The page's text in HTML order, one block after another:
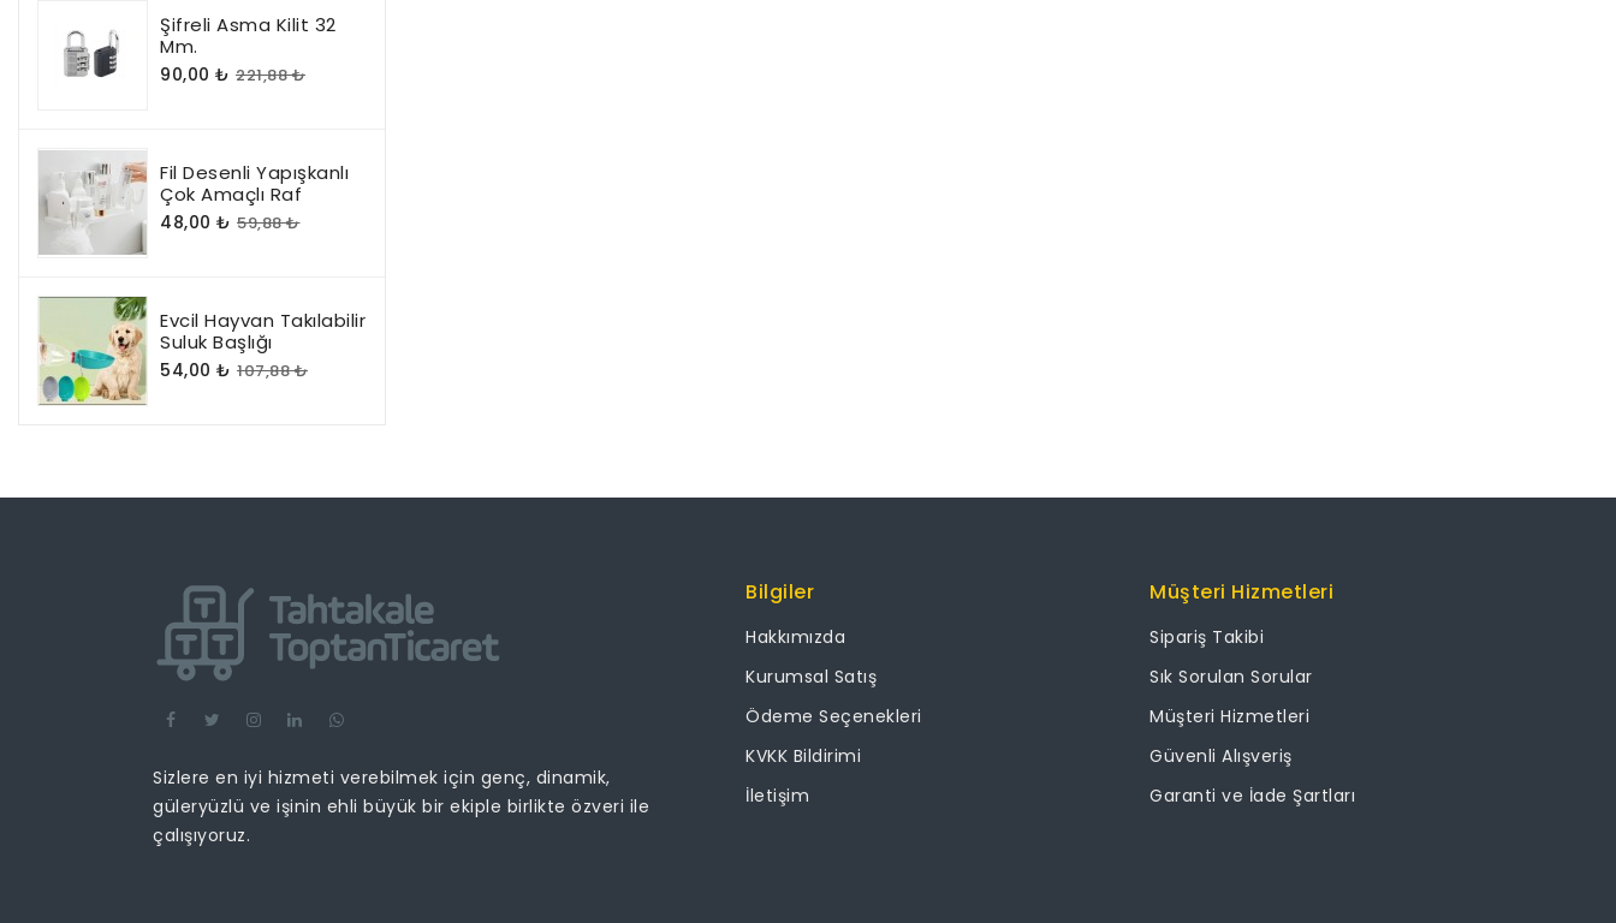
Şifreli Asma Kilit 32
Mm.
90,00 ₺ 221,88 ₺
Fil Desenli Yapışkanlı
Çok Amaçlı Raf
48,00 ₺ 59,88 ₺
Evcil Hayvan Takılabilir
Suluk Başlığı
54,00 ₺ 107,88 ₺
Sizlere en iyi hizmeti verebilmek için genç, dinamik,
güleryüzlü ve işinin ehli büyük bir ekiple birlikte özveri ile
çalışıyoruz.
Bilgiler
Hakkımızda
Kurumsal Satış
Ödeme Seçenekleri
KVKK Bildirimi
İletişim
Müşteri Hizmetleri
Sipariş Takibi
Sık Sorulan Sorular
Müşteri Hizmetleri
Güvenli Alışveriş
Garanti ve İade Şartları